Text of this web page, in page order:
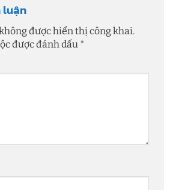
luận
được hiển thị công khai.
được đánh dấu *